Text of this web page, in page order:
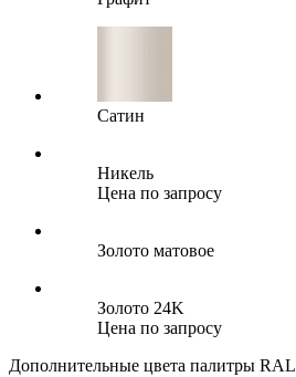
Сатин
Никель
Цена по запросу
Золото матовое
Золото 24K
Цена по запросу
Дополнительные цвета палитры RAL